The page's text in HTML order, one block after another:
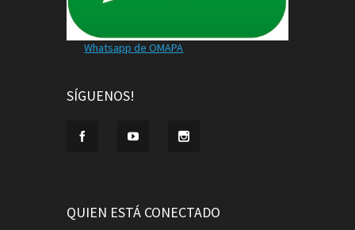
Whatsapp de OMAPA
SÍGUENOS!
QUIEN ESTÁ CONECTADO